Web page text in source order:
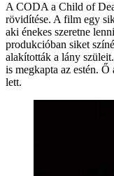
A CODA a Child of
rövidítése. A film egy
aki énekes szeretne
produkcióban siket
alakították a lány
is megkapta az estén.
lett.